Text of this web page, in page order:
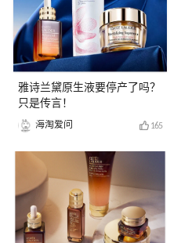
雅诗兰黛原生液要停产了吗？
只是传言！
海淘爱问 165